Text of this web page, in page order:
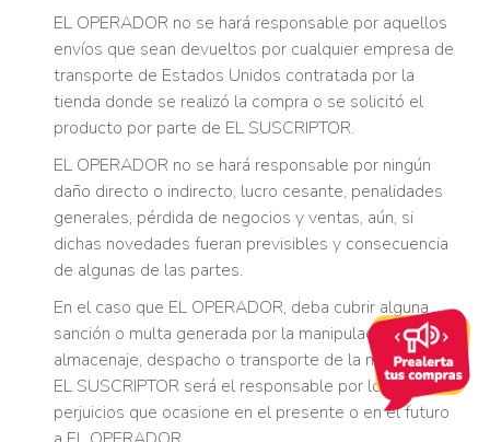
EL OPERADOR no se hará responsable por aquellos
envíos que sean devueltos por cualquier empresa de
transporte de Estados Unidos contratada por la
tienda donde se realizó la compra o se solicitó el
producto por parte de EL SUSCRIPTOR.
EL OPERADOR no se hará responsable por ningún
daño directo o indirecto, lucro cesante, penalidades
generales, pérdida de negocios y ventas, aún, si
dichas novedades fueran previsibles y consecuencia
de algunas de las partes.
En el caso que EL OPERADOR, deba cubrir alguna
sanción o multa generada por la manipulación,
almacenaje, despacho o transporte de la mercancía,
EL SUSCRIPTOR será el responsable por los daños y
perjuicios que ocasione en el presente o en el futuro